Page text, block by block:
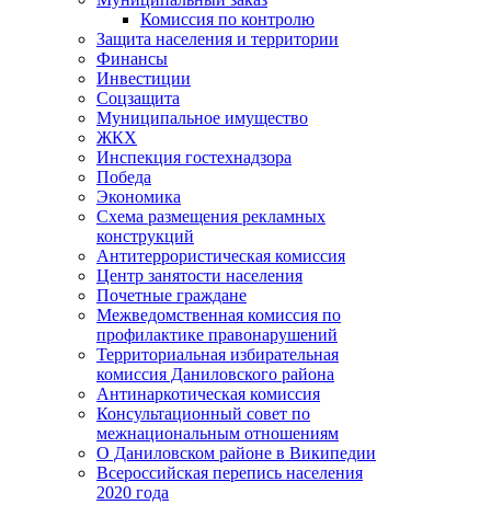
Комиссия по контролю
Защита населения и территории
Финансы
Инвестиции
Соцзащита
Муниципальное имущество
ЖКХ
Инспекция гостехнадзора
Победа
Экономика
Схема размещения рекламных
конструкций
Антитеррористическая комиссия
Центр занятости населения
Почетные граждане
Межведомственная комиссия по
профилактике правонарушений
Территориальная избирательная
комиссия Даниловского района
Антинаркотическая комиссия
Консультационный совет по
межнациональным отношениям
О Даниловском районе в Википедии
Всероссийская перепись населения
2020 года